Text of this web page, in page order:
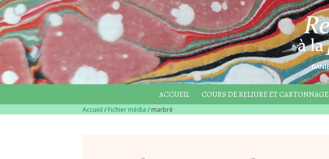
ACCUEIL COURS DE RELIURE ET CARTONNAGE
Accueil / Fichier média / marbré